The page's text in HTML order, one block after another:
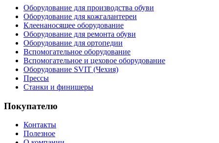
Оборудование для производства обуви
Оборудование для кожгалантереи
Клеенаносящее оборудование
Оборудование для ремонта обуви
Оборудование для ортопедии
Вспомогательное оборудование
Вспомогательное и цеховое оборудование
Оборудование SVIT (Чехия)
Прессы
Станки и финишеры
Покупателю
Контакты
Полезное